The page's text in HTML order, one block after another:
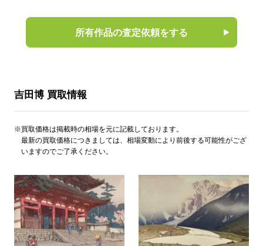
所有作品の査定依頼をする
吉田博 買取情報
※買取価格は掲載時の相場を元に記載しております。
最新の買取価格につきましては、相場変動により前後する可能性がござ
いますのでご了承ください。